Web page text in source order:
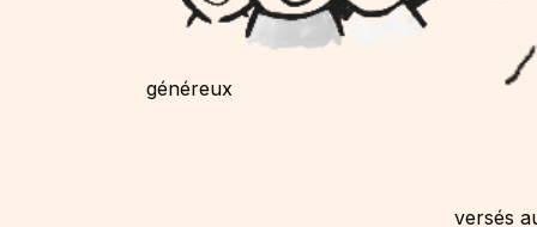
généreux
versés